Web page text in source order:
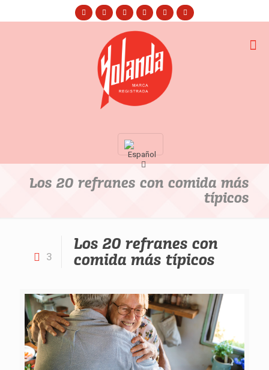
Los 20 refranes con comida más
típicos
3
Los 20 refranes con
comida más típicos